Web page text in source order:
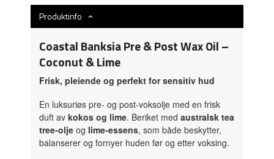
Produktinfo
Coastal Banksia Pre & Post Wax Oil –
Coconut & Lime
Frisk, pleiende og perfekt for sensitiv hud
En luksuriøs pre- og post-voksolje med en frisk
duft av kokos og lime. Beriket med australsk tea
tree-olje og lime-essens, som både beskytter,
balanserer og fornyer huden før og etter voksing.